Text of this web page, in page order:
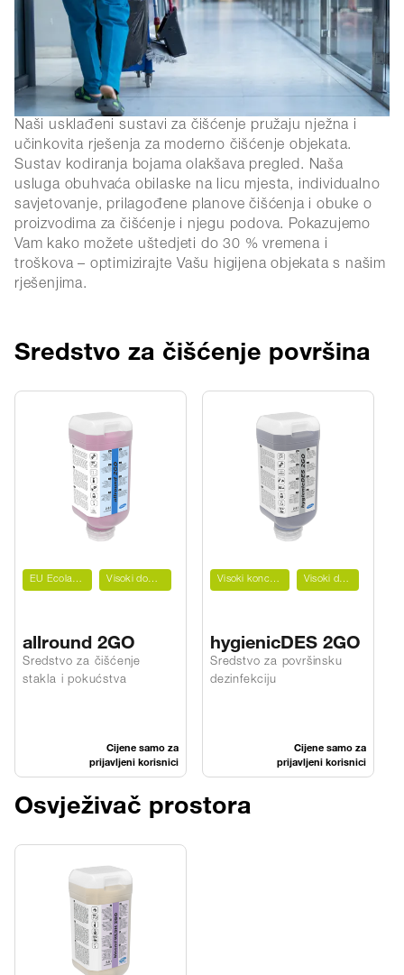
Naši usklađeni sustavi za čišćenje pružaju nježna i
učinkovita rješenja za moderno čišćenje objekata.
Sustav kodiranja bojama olakšava pregled. Naša
usluga obuhvaća obilaske na licu mjesta, individualno
savjetovanje, prilagođene planove čišćenja i obuke o
proizvodima za čišćenje i njegu podova. Pokazujemo
Vam kako možete uštedjeti do 30 % vremena i
troškova – optimizirajte Vašu higijena objekata s našim
rješenjima.
Sredstvo za čišćenje površina
EU Ecolabel Visoki domet
allround 2GO
Sredstvo za čišćenje
stakla i pokućstva
Cijene samo za
prijavljeni korisnici
Visoki koncentrat Visoki domet
hygienicDES 2GO
Sredstvo za površinsku
dezinfekciju
Cijene samo za
prijavljeni korisnici
Osvježivač prostora